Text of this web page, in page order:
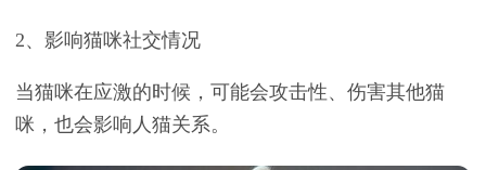
2、影响猫咪社交情况
当猫咪在应激的时候，可能会攻击性、伤害其他猫
咪，也会影响人猫关系。